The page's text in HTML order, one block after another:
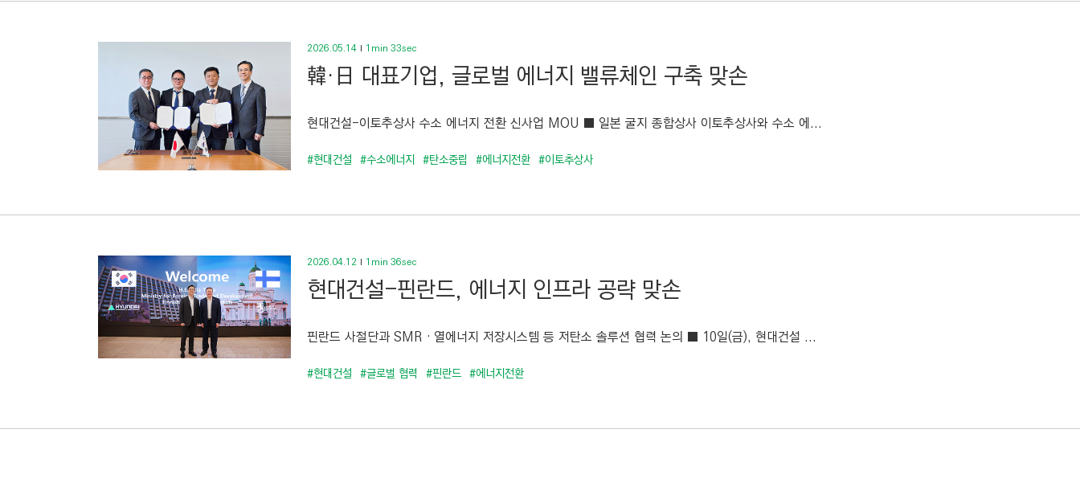
2026.05.14 1min 33sec
韓·日 대표기업, 글로벌 에너지 밸류체인 구축 맞손
현대건설-이토추상사 수소 에너지 전환 신사업 MOU ■ 일본 굴지 종합상사 이토추상사와 수소 에...
#현대건설 #수소에너지 #탄소중립 #에너지전환 #이토추상사
2026.04.12 1min 36sec
현대건설-핀란드, 에너지 인프라 공략 맞손
핀란드 사절단과 SMR‧열에너지 저장시스템 등 저탄소 솔루션 협력 논의 ■ 10일(금), 현대건설 ...
#현대건설 #글로벌 협력 #핀란드 #에너지전환